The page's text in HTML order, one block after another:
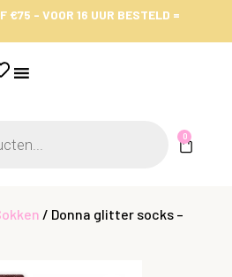
€75 - VOOR 16 UUR BESTELD =
0
/ Donna glitter socks –